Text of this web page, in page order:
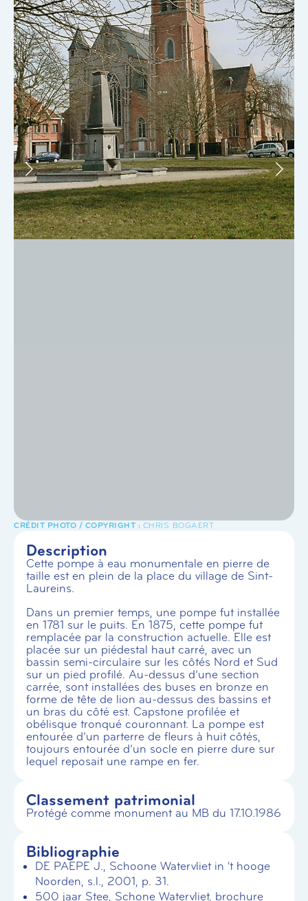
CHRIS BOGAERT
Description
Cette pompe à eau monumentale en pierre de
taille est en plein de la place du village de Sint-
Laureins.
Dans un premier temps, une pompe fut installée
en 1781 sur le puits. En 1875, cette pompe fut
remplacée par la construction actuelle. Elle est
placée sur un piédestal haut carré, avec un
bassin semi-circulaire sur les côtés Nord et Sud
sur un pied profilé. Au-dessus d’une section
carrée, sont installées des buses en bronze en
forme de tête de lion au-dessus des bassins et
un bras du côté est. Capstone profilée et
obélisque tronqué couronnant. La pompe est
entourée d’un parterre de fleurs à huit côtés,
toujours entourée d’un socle en pierre dure sur
lequel reposait une rampe en fer.
Classement patrimonial
Protégé comme monument au MB du 17.10.1986
Bibliographie
DE PAEPE J., Schoone Watervliet in 't hooge
Noorden, s.l., 2001, p. 31.
500 jaar Stee, Schone Watervliet, brochure